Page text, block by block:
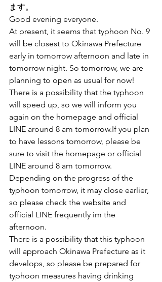
ます。
Good evening everyone.
At present, it seems that typhoon No. 9
will be closest to Okinawa Prefecture
early in tomorrow afternoon and late in
tomorrow night. So tomorrow, we are
planning to open as usual for now!
There is a possibility that the typhoon
will speed up, so we will inform you
again on the homepage and official
LINE around 8 am tomorrow.If you plan
to have lessons tomorrow, please be
sure to visit the homepage or official
LINE around 8 am tomorrow.
Depending on the progress of the
typhoon tomorrow, it may close earlier,
so please check the website and
official LINE frequently im the
afternoon.
There is a possibility that this typhoon
will approach Okinawa Prefecture as it
develops, so please be prepared for
typhoon measures having drinking